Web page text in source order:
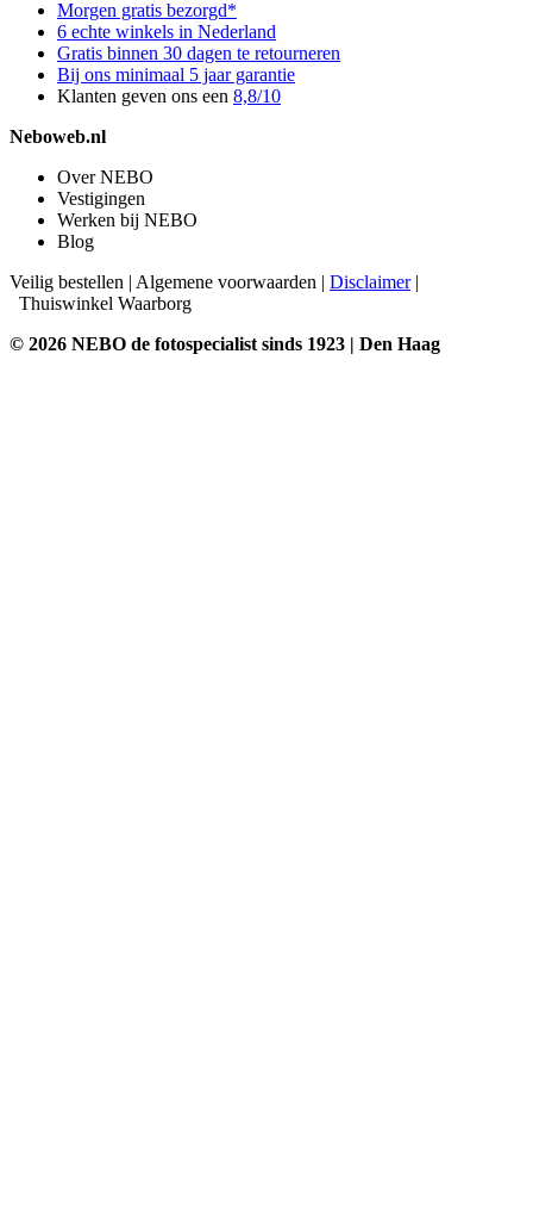
Morgen gratis bezorgd*
6 echte winkels in Nederland
Gratis binnen 30 dagen te retourneren
Bij ons minimaal 5 jaar garantie
Klanten geven ons een 8,8/10
Neboweb.nl
Over NEBO
Vestigingen
Werken bij NEBO
Blog
Veilig bestellen | Algemene voorwaarden | Disclaimer|
Thuiswinkel Waarborg
© 2026 NEBO de fotospecialist sinds 1923 | Den Haag